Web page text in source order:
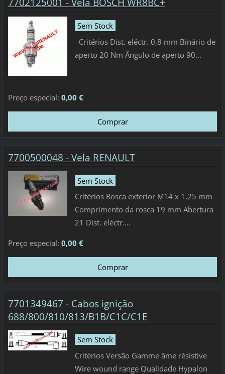
7702125001 - Vela BOSCH WR8BC+
Sem Stock
Critérios Dist. eléctr. 0,8 mm Binário de
aperto 20 Nm Ângulo de aperto 90...
Preço especial: 0,00 €
7700500048 - Vela RENAULT
Sem Stock
Critérios Rosca exterior M14 x 1,25 mm
Comprimento da rosca 19 mm Abertura
21 Dist. eléctr....
Preço especial: 0,00 €
7701349467 - Cabos ignição
688/800/810/813/B1B/C1C/C1E
Sem Stock
Critérios Versão Gamme âme résistive
Wire wound range Qualidade Hypalon